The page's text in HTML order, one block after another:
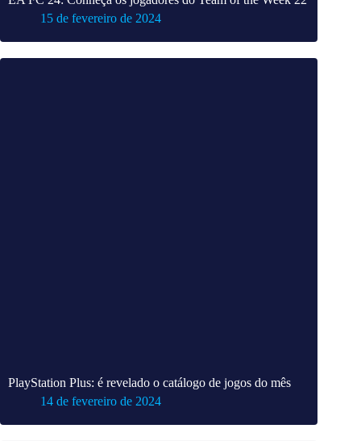
15 de fevereiro de 2024
PlayStation Plus: é revelado o catálogo de jogos do mês
14 de fevereiro de 2024